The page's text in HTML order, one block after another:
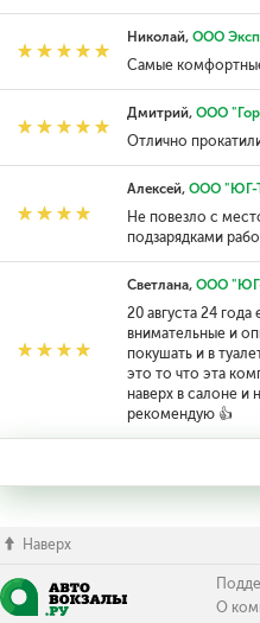
Николай, ООО
Самые комфортные
Дмитрий, ООО
Отлично
Алексей, ООО "ЮГ-
Не повезло с
подзарядками
Светлана, ООО "ЮГ-
20 августа 24
внимательные и
покушать и в
это то что эта
наверх в салоне и
рекомендую 👍
Наверх
О